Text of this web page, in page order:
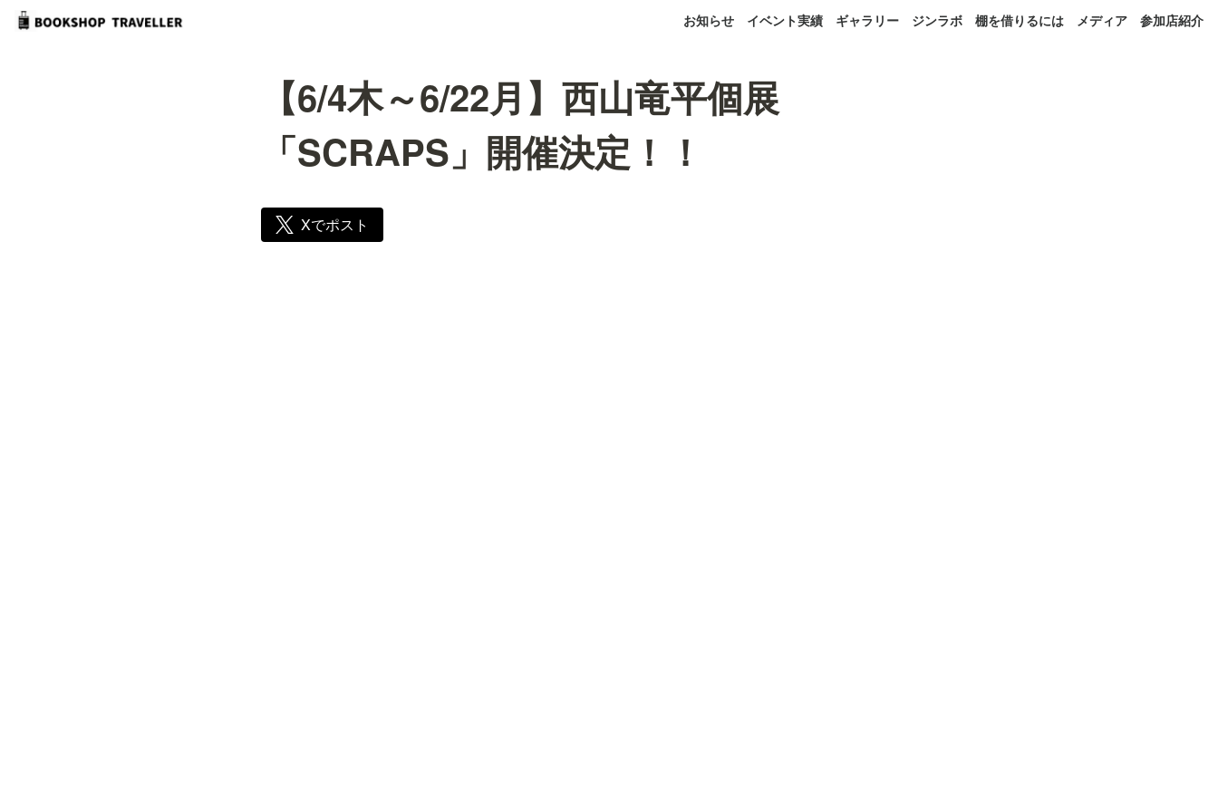
お知らせ イベント実績 ギャラリー ジンラボ 棚を借りるには メディア 参加店紹介
【6/4木～6/22月】西山竜平個展
「SCRAPS」開催決定！！
Xでポスト